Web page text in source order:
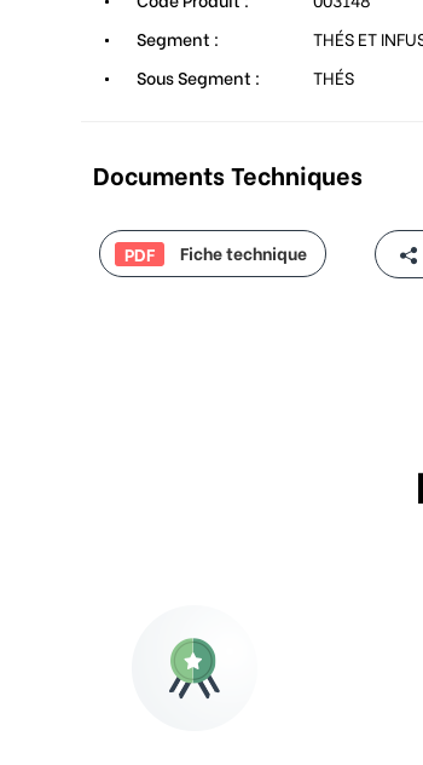
Segment :
THÉS ET
Sous Segment :
THÉS
Documents Techniques
PDF Fiche technique